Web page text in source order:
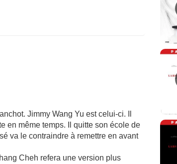
Jimmy Wang Yu est celui-ci. Il
en même temps. Il quitte son école de
va le contraindre à remettre en avant
Cheh refera une version plus